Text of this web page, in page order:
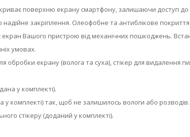
поверхню екрану смартфону, залишаючи доступ
закріплення. Олеофобне та антиблікове
екран Вашого пристрою від механічних пошкоджень.
умовах.
обробки екрану (волога та суха), стікер для видалення
у комплекті).
комплекті) так, щоб не залишилось вологи або розводів.
стікеру (доданий у комплекті).